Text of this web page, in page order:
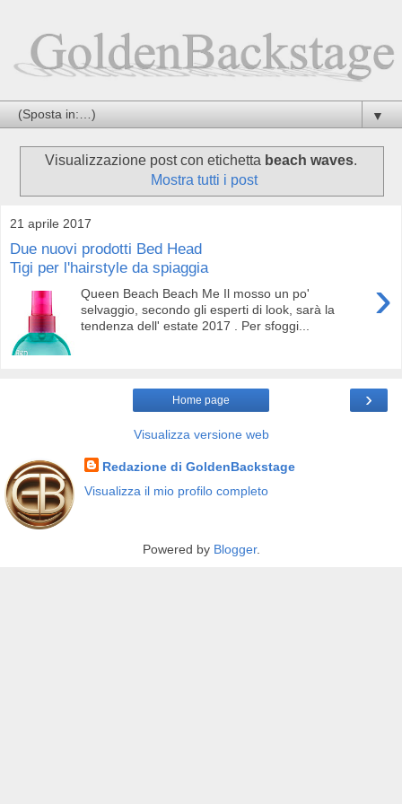
▼
Visualizzazione post con etichetta beach waves.
Mostra tutti i post
21 aprile 2017
Due nuovi prodotti Bed Head
Tigi per l'hairstyle da spiaggia
›
Queen Beach Beach Me Il mosso un po'
selvaggio, secondo gli esperti di look, sarà la
tendenza dell' estate 2017 . Per sfoggi...
›
Home page
Visualizza versione web
Redazione di GoldenBackstage
Visualizza il mio profilo completo
Powered by Blogger.